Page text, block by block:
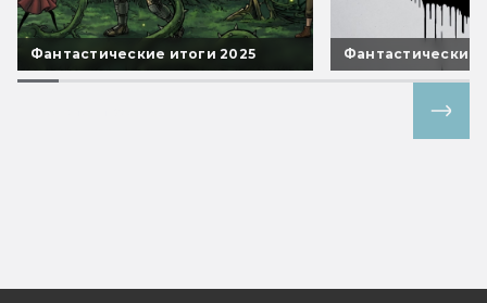
Фантастические итоги 2025 Фантастические